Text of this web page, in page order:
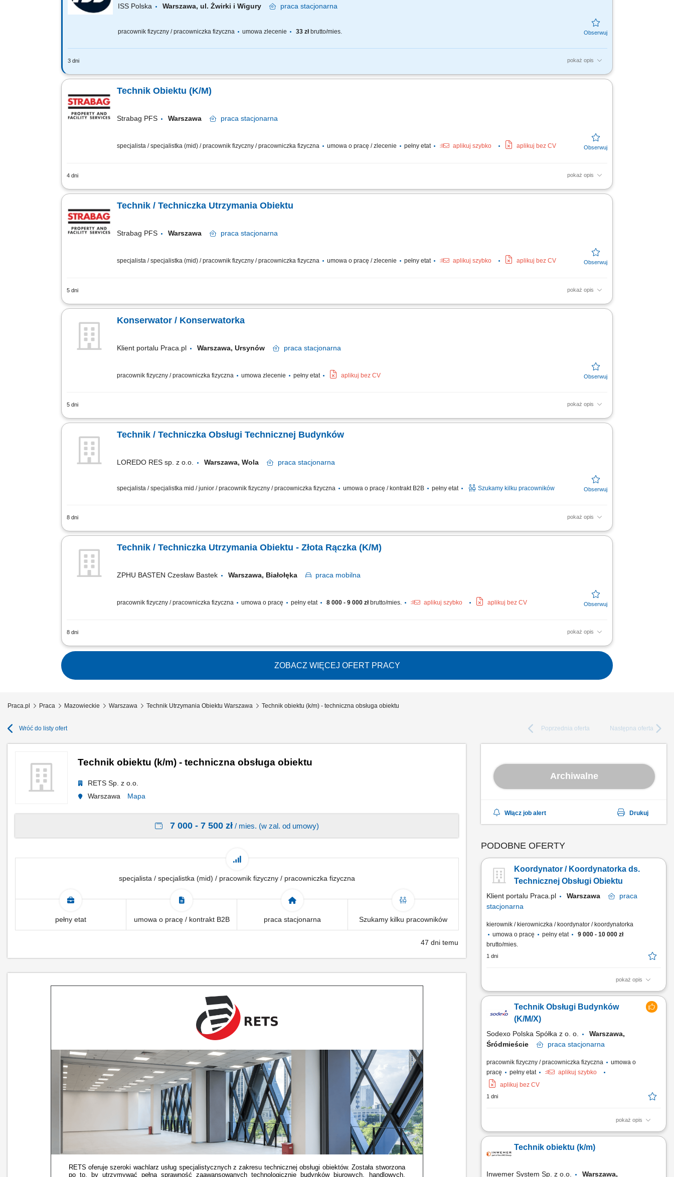
ISS Polska Warszawa, ul. Żwirki i Wigury praca stacjonarna
pracownik fizyczny / pracowniczka fizyczna umowa zlecenie 33 złbrutto/mies.
3 dni pokaż opis
Zakres obowiązków: Bieżące utrzymanie należytego stanu technicznego obiektu oraz konserwacja urządzeń i instalacji technicznych znajdujących się w budynku;
Technik Obiektu (K/M)
Strabag PFS Warszawa praca stacjonarna
specjalista / specjalistka (mid) / pracownik fizyczny / pracowniczka fizyczna umowa o pracę / zlecenie pełny etat aplikuj szybko aplikuj bez CV
4 dni pokaż opis
Zadania: bieżąca eksploatacja, konserwacja instalacji i urządzeń budynkowych: instalacje elektryczne, wodno-kanalizacyjne, klimatyzacyjne, grzewcze, wentylacyjne;
Technik / Techniczka Utrzymania Obiektu
Strabag PFS Warszawa praca stacjonarna
specjalista / specjalistka (mid) / pracownik fizyczny / pracowniczka fizyczna umowa o pracę / zlecenie pełny etat aplikuj szybko aplikuj bez CV
5 dni pokaż opis
Opis stanowiska Zapewnienie sprawnego działania instalacji i urządzeń budynkowych (elektrycznych, HVAC, wodno-kanalizacyjnych i grzewczych). Bieżąca
Konserwator / Konserwatorka
Klient portalu Praca.pl Warszawa, Ursynów praca stacjonarna
pracownik fizyczny / pracowniczka fizyczna umowa zlecenie pełny etat aplikuj bez CV
5 dni pokaż opis
Codzienny nadzór i kontrola stanu technicznego budynku oraz instalacji elektrycznych, hydraulicznych, sanitarnych i klimatyzacyjnych; Sprawne usuwanie usterek i
Technik / Techniczka Obsługi Technicznej Budynków
LOREDO RES sp. z o.o. Warszawa, Wola praca stacjonarna
specjalista / specjalistka mid / junior / pracownik fizyczny / pracowniczka fizyczna umowa o pracę / kontrakt B2B pełny etat Szukamy kilku pracowników
8 dni pokaż opis
Zapewnianie prawidłowego funkcjonowania instalacji i urządzeń technicznych w budynku. Wykonywanie bieżących przeglądów oraz usuwanie drobnych usterek i
Technik / Techniczka Utrzymania Obiektu - Złota Rączka (K/M)
ZPHU BASTEN Czesław Bastek Warszawa, Białołęka praca mobilna
pracownik fizyczny / pracowniczka fizyczna umowa o pracę pełny etat 8 000 - 9 000 złbrutto/mies. aplikuj szybko aplikuj bez CV
8 dni pokaż opis
Realizacja napraw oraz bieżących przeglądów systemów hydraulicznych w zasobach mieszkaniowych. Usuwanie usterek ślusarskich i zabezpieczanie mienia na
ZOBACZ WIĘCEJ OFERT PRACY
Praca.pl Praca Mazowieckie Warszawa Technik Utrzymania Obiektu Warszawa Technik obiektu (k/m) - techniczna obsługa obiektu
Wróć do listy ofert Poprzednia oferta Następna oferta
Technik obiektu (k/m) - techniczna obsługa obiektu
RETS Sp. z o.o.
Warszawa
Mapa
7 000 - 7 500 zł/ mies. (w zal. od umowy)
specjalista / specjalistka (mid) / pracownik fizyczny / pracowniczka fizyczna
pełny etat umowa o pracę / kontrakt B2B praca stacjonarna Szukamy kilku pracowników
47 dni temu
RETS oferuje szeroki wachlarz usług specjalistycznych z zakresu technicznej obsługi obiektów. Została stworzona
po to, by utrzymywać pełną sprawność zaawansowanych technologicznie budynków biurowych, handlowych,
Archiwalne
Włącz job alert Drukuj
PODOBNE OFERTY
Koordynator / Koordynatorka ds.
Technicznej Obsługi Obiektu
Klient portalu Praca.pl Warszawa
praca
stacjonarna
kierownik / kierowniczka / koordynator / koordynatorka
umowa o pracę
pełny etat
9 000 - 10 000 zł
brutto/mies.
1 dni
pokaż opis
Zapewnienie sprawnej obsługi technicznej obiektu oraz
prawidłowej eksploatacji infrastruktury. Koordynowanie pracy
zespołu technicznego i nadzorowanie realizacji powierzonych
zadań. Kontrola prac wykonywanych przez podwykonawców
nadzorowanie...
Technik Obsługi Budynków
(K/M/X)
Sodexo Polska Spółka z o. o.
Warszawa,
Śródmieście
praca stacjonarna
pracownik fizyczny / pracowniczka fizyczna
umowa o
pracę
pełny etat
aplikuj szybko
aplikuj bez CV
1 dni
pokaż opis
Zakres obowiązków: Wykonywanie prac konserwacyjno-
obsługa systemu zgłoszeń awarii / usterek; Monitorowanie
stanu technicznego i eksploatacyjnego urządzeń oraz sieci
Technik obiektu (k/m)
Inwemer System Sp. z o.o. Warszawa,